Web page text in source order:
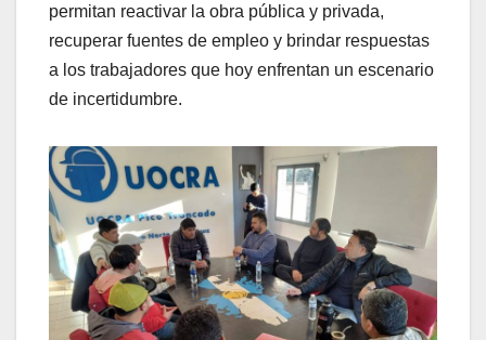
permitan reactivar la obra pública y privada,
recuperar fuentes de empleo y brindar respuestas
a los trabajadores que hoy enfrentan un escenario
de incertidumbre.